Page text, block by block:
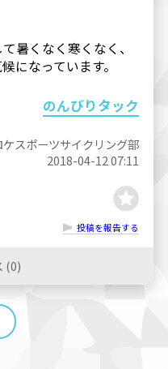
暑くなく寒くなく、
になっています。
のんびりタック
スポーツサイクリング部
2018-04-12 07:11
投稿を報告する
(0)